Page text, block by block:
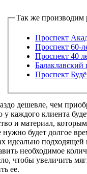
Так же производим
Проспект
Проспект 60-
Проспект 40
Балаклавский
Проспект
дешевле, чем
у каждого клиента
и материал,
нужно будет долгое
идеально
необходимое
чтобы увеличить
ее.